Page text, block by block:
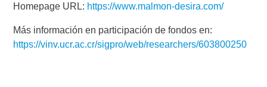
Homepage URL: https://www.malmon-desira.com/
Más información en participación de fondos en:
https://vinv.ucr.ac.cr/sigpro/web/researchers/603800250